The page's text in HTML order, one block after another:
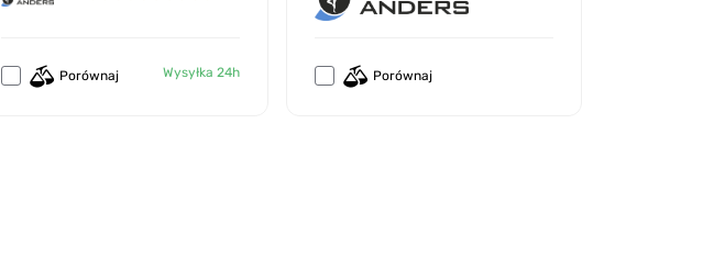
Porównaj Wysyłka 24h Porównaj